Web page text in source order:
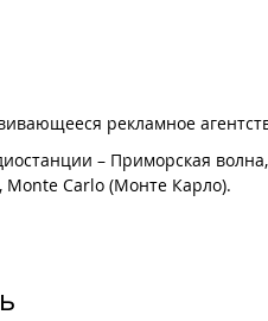
рекламное
– Приморская
Monte Carlo (Монте Карло).